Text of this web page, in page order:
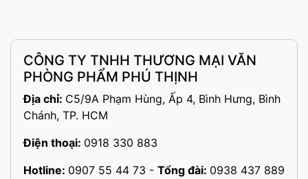
CÔNG TY TNHH THƯƠNG MẠI VĂN
PHÒNG PHẨM PHÚ THỊNH
Địa chỉ: C5/9A Phạm Hùng, Ấp 4, Bình Hưng, Bình
Chánh, TP. HCM
Điện thoại: 0918 330 883
Hotline: 0907 55 44 73 - Tổng đài: 0938 437 889